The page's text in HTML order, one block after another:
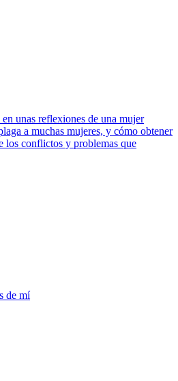
unas reflexiones de una mujer
a muchas mujeres, y cómo obtener
los conflictos y problemas que
de mí